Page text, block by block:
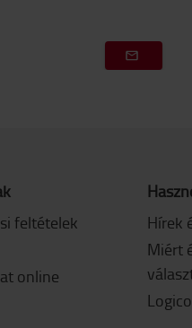
feltételek
online
Hírek
Miért